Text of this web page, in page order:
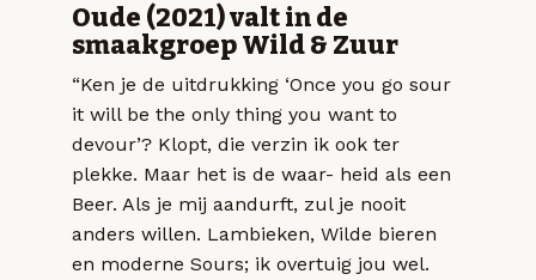
Oude (2021) valt in de
smaakgroep Wild & Zuur
“Ken je de uitdrukking ‘Once you go sour
it will be the only thing you want to
devour’? Klopt, die verzin ik ook ter
plekke. Maar het is de waar- heid als een
Beer. Als je mij aandurft, zul je nooit
anders willen. Lambieken, Wilde bieren
en moderne Sours; ik overtuig jou wel.